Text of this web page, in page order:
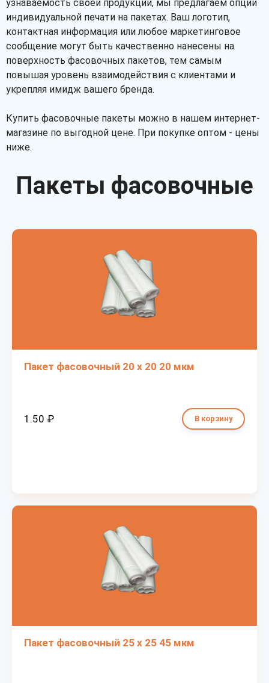
узнаваемость своей продукции, мы предлагаем опции
индивидуальной печати на пакетах. Ваш логотип,
контактная информация или любое маркетинговое
сообщение могут быть качественно нанесены на
поверхность фасовочных пакетов, тем самым
повышая уровень взаимодействия с клиентами и
укрепляя имидж вашего бренда.
Купить фасовочные пакеты можно в нашем интернет-
магазине по выгодной цене. При покупке оптом - цены
ниже.
Пакеты фасовочные
Пакет фасовочный 20 х 20 20 мкм
1.50 ₽ В корзину
Пакет фасовочный 25 х 25 45 мкм